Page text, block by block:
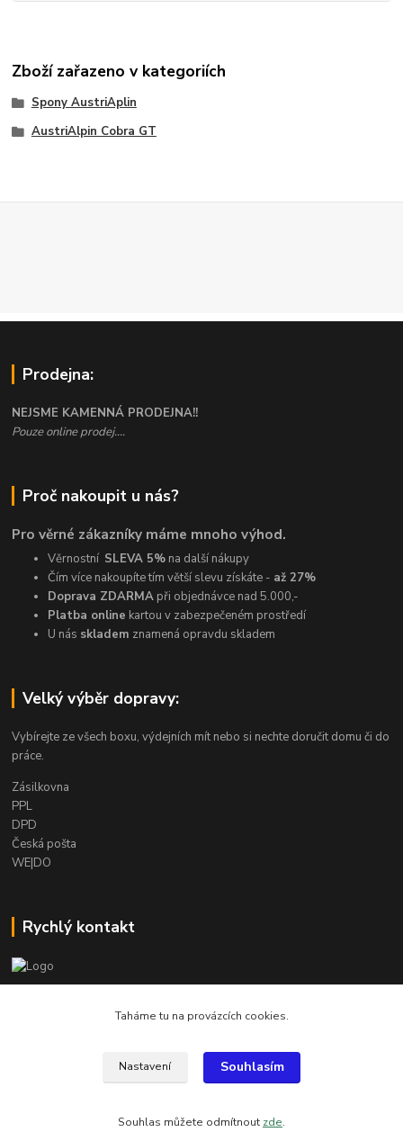
Zboží zařazeno v kategoriích
Spony AustriAplin
AustriAlpin Cobra GT
Prodejna:
NEJSME KAMENNÁ PRODEJNA!!
Pouze online prodej....
Proč nakoupit u nás?
Pro věrné zákazníky máme mnoho výhod.
Věrnostní SLEVA 5% na další nákupy
Čím více nakoupíte tím větší slevu získáte - až 27%
Doprava ZDARMA při objednávce nad 5.000,-
Platba online kartou v zabezpečeném prostředí
U nás skladem znamená opravdu skladem
Velký výběr dopravy:
Vybírejte ze všech boxu, výdejních mít nebo si nechte doručit domu či do
práce.
Zásilkovna
PPL
DPD
Česká pošta
WE|DO
Rychlý kontakt
info@armygalanterie.cz
Všechny obrázky, popisky a texty jsou chráněny autorským právem
Taháme tu na provázcích cookies.
Nastavení Souhlasím
Souhlas můžete odmítnout zde.